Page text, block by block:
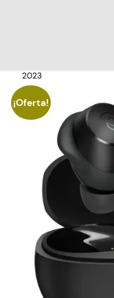
2023
¡Oferta!